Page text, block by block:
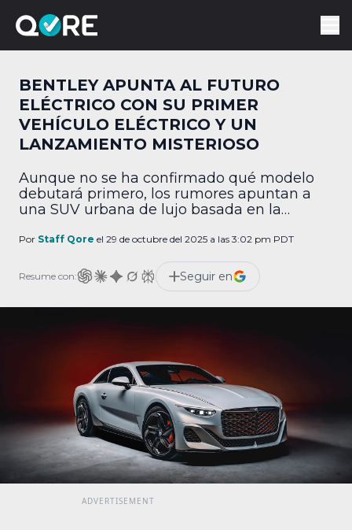
BENTLEY APUNTA AL FUTURO
ELÉCTRICO CON SU PRIMER
VEHÍCULO ELÉCTRICO Y UN
LANZAMIENTO MISTERIOSO
Aunque no se ha confirmado qué modelo
debutará primero, los rumores apuntan a
una SUV urbana de lujo basada en la
Volkswagen.
Por Staff Qore el 29 de octubre del 2025 a las 3:02 pm PDT
Resume con: Seguir en